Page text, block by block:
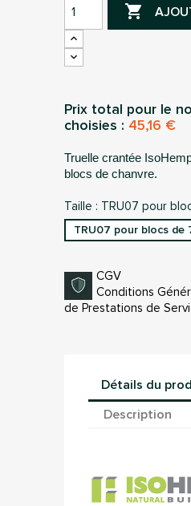

Prix total pour le
choisies : 45,16 €
Truelle crantée
blocs de chanvre.
Taille : TRU07 pour
TRU07 pour blocs de
CGV
Conditions
de Prestations de
Détails du
Description